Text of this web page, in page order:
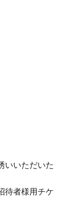
いいただいた
待者様用チケ